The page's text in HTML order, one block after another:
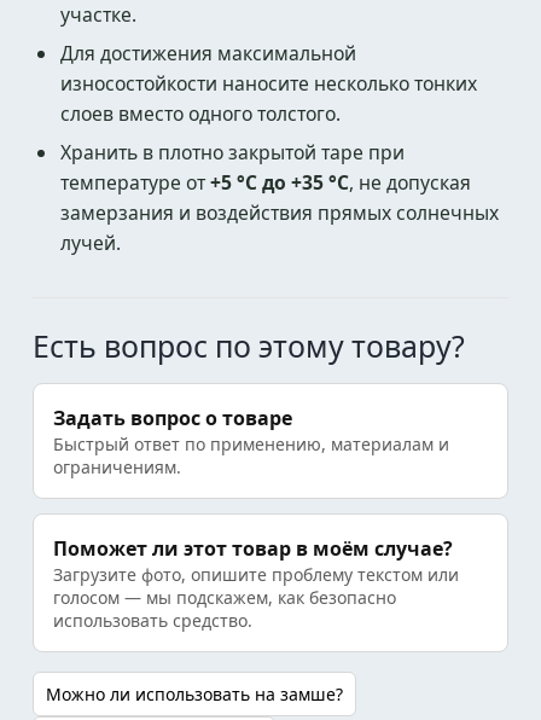
участке.
Для достижения максимальной
износостойкости наносите несколько тонких
слоев вместо одного толстого.
Хранить в плотно закрытой таре при
температуре от+5 °C до +35 °C, не допуская
замерзания и воздействия прямых солнечных
лучей.
Есть вопрос по этому товару?
Задать вопрос о товаре
Быстрый ответ по применению, материалам и
ограничениям.
Поможет ли этот товар в моём случае?
Загрузите фото, опишите проблему текстом или
голосом — мы подскажем, как безопасно
использовать средство.
Можно ли использовать на замше?